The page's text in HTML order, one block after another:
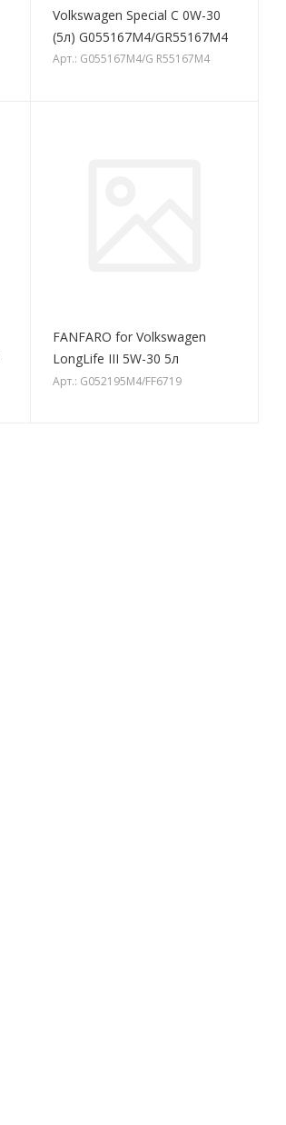
Volkswagen Special C 0W-30
(5л) G055167M4/GR55167M4
Арт.: G055167M4/G R55167M4
FANFARO for Volkswagen
LongLife III 5W-30 5л
Арт.: G052195M4/FF6719